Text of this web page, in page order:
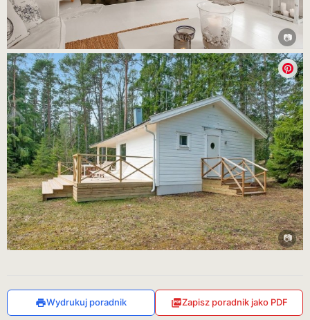
Wydrukuj poradnik Zapisz poradnik jako PDF